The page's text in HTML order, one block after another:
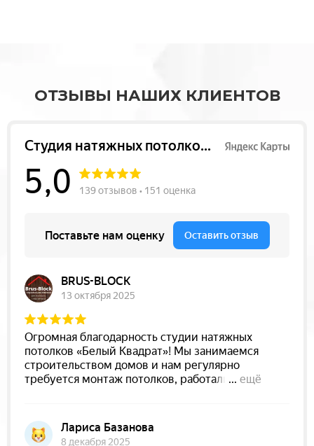
ОТЗЫВЫ НАШИХ КЛИЕНТОВ